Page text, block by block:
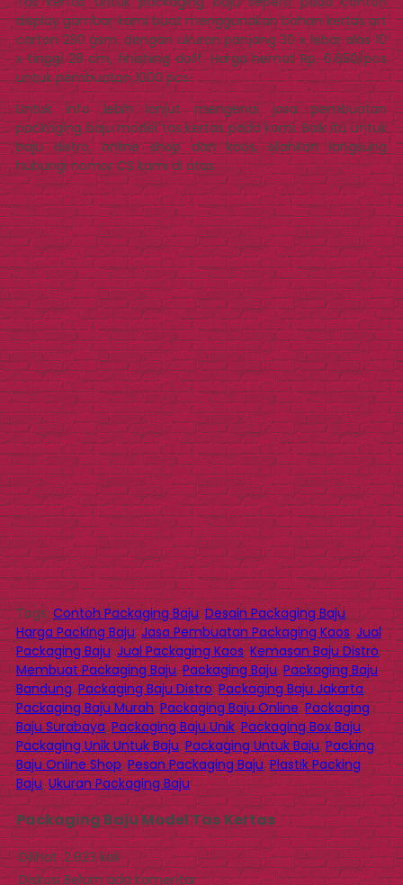
display gambar kami buat menggunakan bahan kertas art
carton 230 gsm. dengan ukuran panjang 30 x lebar alas 10
x tinggi 28 cm, finishing doff. Harga hemat Rp. 6.650/pcs
untuk pembuatan 1000 pcs.
Untuk info lebih lanjut mengenai jasa pembuatan
packaging baju model tas kertas pada kami. Baik itu untuk
baju distro, online shop dan kaos, silahkan langsung
hubungi nomor CS kami di atas.
Tags:Contoh Packaging Baju,Desain Packaging Baju,
Harga Packing Baju,Jasa Pembuatan Packaging Kaos,Jual
Packaging Baju,Jual Packaging Kaos,Kemasan Baju Distro,
Membuat Packaging Baju,Packaging Baju,Packaging Baju
Bandung,Packaging Baju Distro,Packaging Baju Jakarta,
Packaging Baju Murah,Packaging Baju Online,Packaging
Baju Surabaya,Packaging Baju Unik,Packaging Box Baju,
Packaging Unik Untuk Baju,Packaging Untuk Baju,Packing
Baju Online Shop,Pesan Packaging Baju,Plastik Packing
Baju,Ukuran Packaging Baju
Packaging Baju Model Tas Kertas
Dilihat 2.823 kali
Diskusi Belum ada komentar